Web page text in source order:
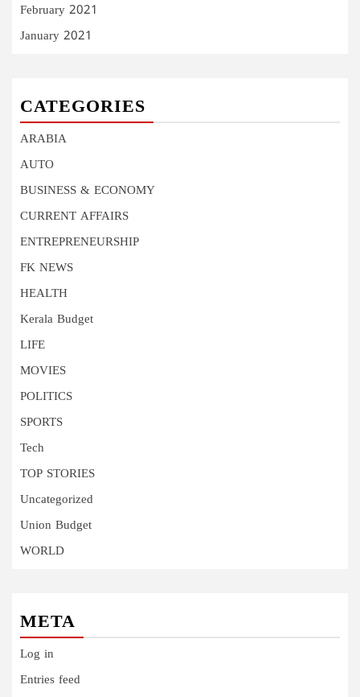
February 2021
January 2021
CATEGORIES
ARABIA
AUTO
BUSINESS & ECONOMY
CURRENT AFFAIRS
ENTREPRENEURSHIP
FK NEWS
HEALTH
Kerala Budget
LIFE
MOVIES
POLITICS
SPORTS
Tech
TOP STORIES
Uncategorized
Union Budget
WORLD
META
Log in
Entries feed